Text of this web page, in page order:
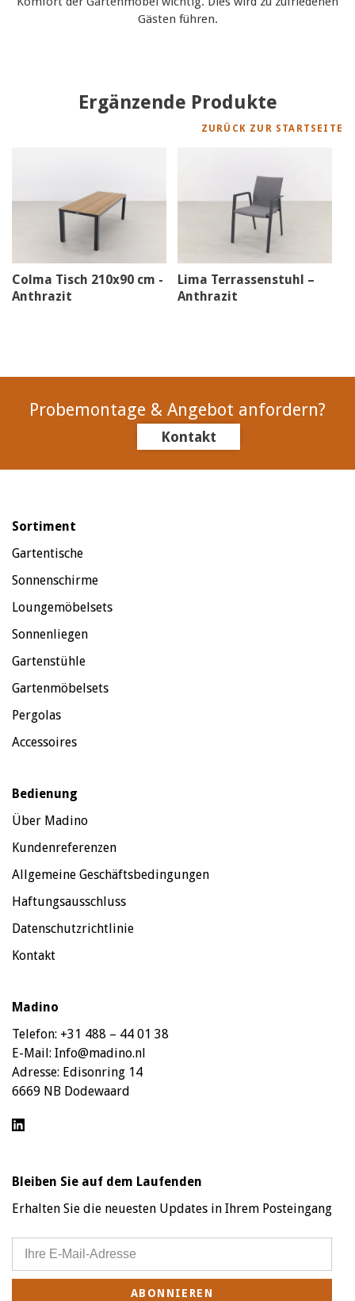
Gästen führen.
Ergänzende Produkte
ZURÜCK ZUR STARTSEITE
Colma Tisch 210x90 cm -
Anthrazit
Lima Terrassenstuhl –
Anthrazit
Probemontage & Angebot anfordern?
Kontakt
Sortiment
Gartentische
Sonnenschirme
Loungemöbelsets
Sonnenliegen
Gartenstühle
Gartenmöbelsets
Pergolas
Accessoires
Bedienung
Über Madino
Kundenreferenzen
Allgemeine Geschäftsbedingungen
Haftungsausschluss
Datenschutzrichtlinie
Kontakt
Madino
Telefon: +31 488 – 44 01 38
E-Mail: Info@madino.nl
Adresse: Edisonring 14
6669 NB Dodewaard
Bleiben Sie auf dem Laufenden
Erhalten Sie die neuesten Updates in Ihrem Posteingang
ABONNIEREN